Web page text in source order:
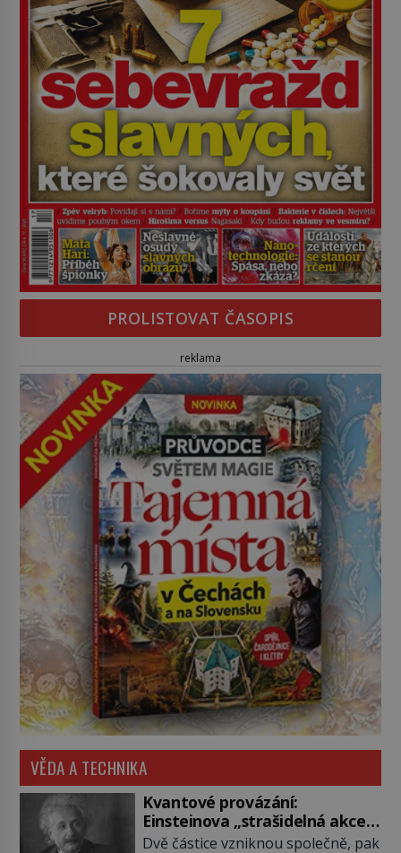
PROLISTOVAT ČASOPIS
reklama
VĚDA A TECHNIKA
Kvantové provázání:
Einsteinova „strašidelná akce
na dálku“ dál mate i fascinuje
Dvě částice vzniknou společně, pak